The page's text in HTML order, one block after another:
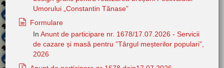
Umorului „Constantin Tănase”
document
Formulare
InAnunt de participare nr. 1678/17.07.2026 - Servicii
de cazare și masă pentru ”Târgul meșterilor populari”,
2026